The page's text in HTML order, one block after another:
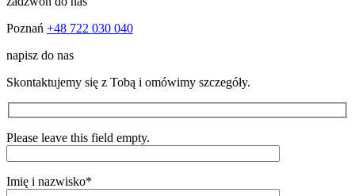
Poznań +48 722 030 040
napisz do nas
Skontaktujemy się z Tobą i omówimy szczegóły.
Please leave this field empty.
Imię i nazwisko*